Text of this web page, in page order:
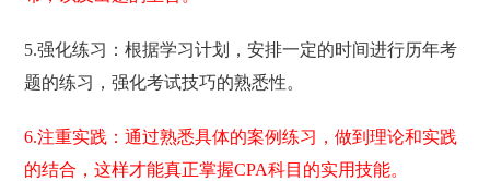
5.强化练习：根据学习计划，安排一定的时间进行历年考
题的练习，强化考试技巧的熟悉性。
6.注重实践：通过熟悉具体的案例练习，做到理论和实践
的结合，这样才能真正掌握CPA科目的实用技能。